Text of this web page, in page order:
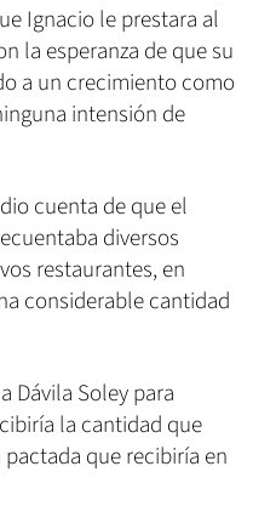
Ignacio le prestara al
la esperanza de que su
a un crecimiento como
intensión de
cuenta de que el
diversos
restaurantes, en
considerable cantidad
Dávila Soley para
la cantidad que
que recibiría en